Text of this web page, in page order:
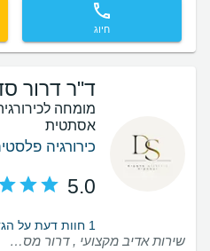
חיוג
ד"ר דרור
מומחה
אסתטית
כירורגיה
5.0
1 חוות דעת על הגדלת חזה בהזרקת שומן
שירות אדיב מקצועי , דרור מסביר יפה , קשוב , צוות נהדר , ממליצה בחום